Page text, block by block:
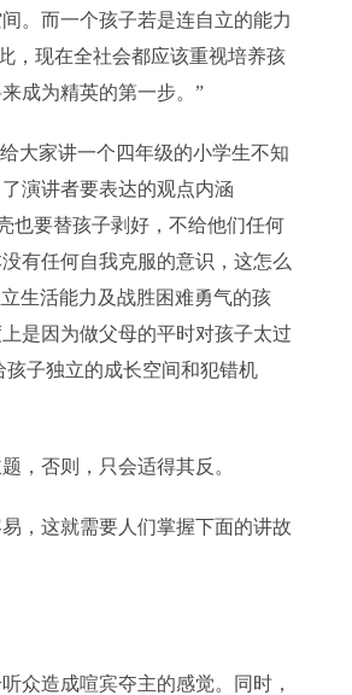
。而一个孩子若是连自立的能力
，现在全社会都应该重视培养孩
成为精英的第一步。”
大家讲一个四年级的小学生不知
演讲者要表达的观点内涵
也要替孩子剥好，不给他们任何
有任何自我克服的意识，这怎么
生活能力及战胜困难勇气的孩
是因为做父母的平时对孩子太过
子独立的成长空间和犯错机
，否则，只会适得其反。
，这就需要人们掌握下面的讲故
众造成喧宾夺主的感觉。同时，